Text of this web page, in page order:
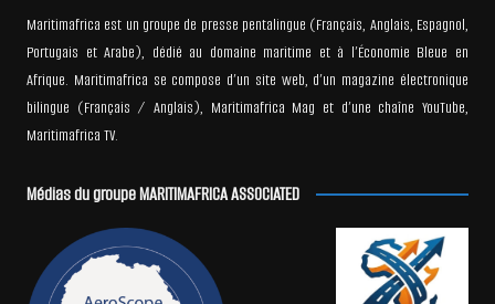
Maritimafrica est un groupe de presse pentalingue (Français, Anglais, Espagnol,
Portugais et Arabe), dédié au domaine maritime et à l’Économie Bleue en
Afrique. Maritimafrica se compose d’un site web, d’un magazine électronique
bilingue (Français / Anglais), Maritimafrica Mag et d’une chaîne YouTube,
Maritimafrica TV.
Médias du groupe MARITIMAFRICA ASSOCIATED